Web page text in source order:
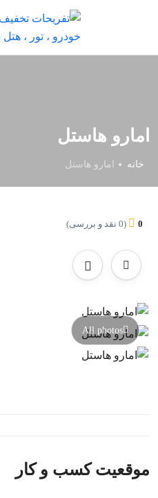
امارو هاستل
خانه امارو هاستل
0 (0 نقد و بررسی)
All photos
موقعیت کسب و کار